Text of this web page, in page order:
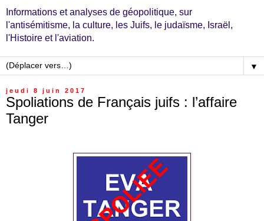
Informations et analyses de géopolitique, sur
l'antisémitisme, la culture, les Juifs, le judaïsme, Israël,
l'Histoire et l'aviation.
▼
jeudi 8 juin 2017
Spoliations de Français juifs : l’affaire
Tanger